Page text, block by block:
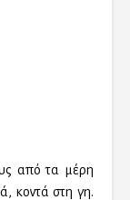
από τα μέρη
κοντά στη γη.